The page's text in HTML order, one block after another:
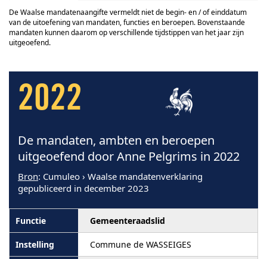
De Waalse mandatenaangifte vermeldt niet de begin- en / of einddatum
van de uitoefening van mandaten, functies en beroepen. Bovenstaande
mandaten kunnen daarom op verschillende tijdstippen van het jaar zijn
uitgeoefend.
2022
De mandaten, ambten en beroepen
uitgeoefend door Anne Pelgrims in 2022
Bron: Cumuleo › Waalse mandatenverklaring
gepubliceerd in december 2023
Gemeenteraadslid
Commune de WASSEIGES